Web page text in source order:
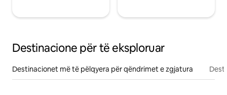
Destinacione për të eksploruar
Destinacionet më të pëlqyera për qëndrimet e zgjatura